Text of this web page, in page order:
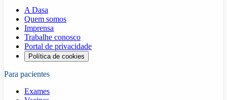
A Dasa
Quem somos
Imprensa
Trabalhe conosco
Portal de privacidade
Política de cookies
Para pacientes
Exames